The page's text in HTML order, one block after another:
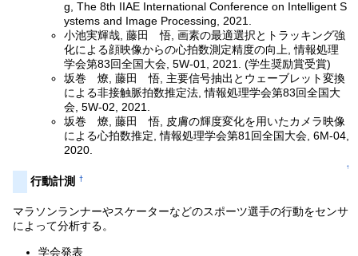
g, The 8th IIAE International Conference on Intelligent S
ystems and Image Processing, 2021.
小池実輝哉, 藤田 悟, 画素の最適選択とトラッキング強
化による顔映像からの心拍数測定精度の向上, 情報処理
学会第83回全国大会, 5W-01, 2021. (学生奨励賞受賞)
坂巻 燎, 藤田 悟, 主要信号抽出とウェーブレット変換
による非接触脈拍数推定法, 情報処理学会第83回全国大
会, 5W-02, 2021.
坂巻 燎, 藤田 悟, 皮膚の輝度変化を用いたカメラ映像
による心拍数推定, 情報処理学会第81回全国大会, 6M-04,
2020.
↑
行動計測 †
マラソンランナーやスケーターなどのスポーツ選手の行動をセンサ
によって分析する。
学会発表